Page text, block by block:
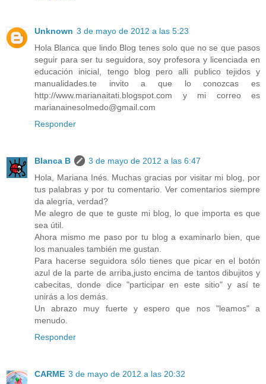
Unknown 3 de mayo de 2012 a las 5:23
Hola Blanca que lindo Blog tenes solo que no se que pasos
seguir para ser tu seguidora, soy profesora y licenciada en
educación inicial, tengo blog pero alli publico tejidos y
manualidades.te invito a que lo conozcas es
http://www.marianaitati.blogspot.com y mi correo es
marianainesolmedo@gmail.com
Responder
Blanca B
3 de mayo de 2012 a las 6:47
Hola, Mariana Inés. Muchas gracias por visitar mi blog, por
tus palabras y por tu comentario. Ver comentarios siempre
da alegría, verdad?
Me alegro de que te guste mi blog, lo que importa es que
sea útil.
Ahora mismo me paso por tu blog a examinarlo bien, que
los manuales también me gustan.
Para hacerse seguidora sólo tienes que picar en el botón
azul de la parte de arriba,justo encima de tantos dibujitos y
cabecitas, donde dice "participar en este sitio" y así te
unirás a los demás.
Un abrazo muy fuerte y espero que nos "leamos" a
menudo.
Responder
CARME 3 de mayo de 2012 a las 20:32